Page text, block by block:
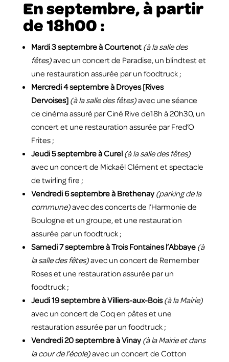
En septembre, à partir
de 18h00 :
Mardi 3 septembre à Courtenot (à la salle des
fêtes)avec un concert de Paradise, un blindtest et
une restauration assurée par un foodtruck ;
Mercredi 4 septembre à Droyes [Rives
Dervoises] (à la salle des fêtes)avec une séance
de cinéma assuré par Ciné Rive de18h à 20h30, un
concert et une restauration assurée par Fred’O
Frites ;
Jeudi 5 septembre à Curel (à la salle des fêtes)
avec un concert de Mickaël Clément et spectacle
de twirling fire ;
Vendredi 6 septembre à Brethenay (parking de la
commune)avec des concerts de l’Harmonie de
Boulogne et un groupe, et une restauration
assurée par un foodtruck ;
Samedi 7 septembre à Trois Fontaines l’Abbaye (à
la salle des fêtes)avec un concert de Remember
Roses et une restauration assurée par un
foodtruck ;
Jeudi 19 septembre à Villiers-aux-Bois (à la Mairie)
avec un concert de Coq en pâtes et une
restauration assurée par un foodtruck ;
Vendredi 20 septembre à Vinay (à la Mairie et dans
la cour de l’école)avec un concert de Cotton